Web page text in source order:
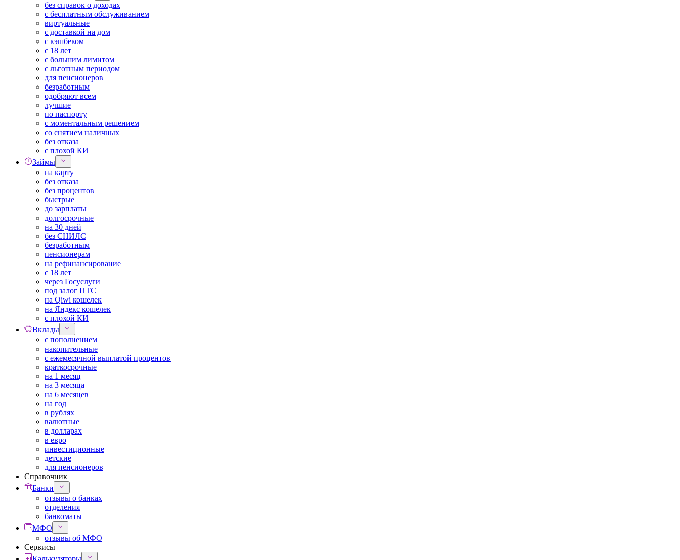
без справок о доходах
с бесплатным обслуживанием
виртуальные
с доставкой на дом
с кэшбеком
с 18 лет
с большим лимитом
с льготным периодом
для пенсионеров
безработным
одобряют всем
лучшие
по паспорту
с моментальным решением
со снятием наличных
без отказа
с плохой КИ
Займы
на карту
без отказа
без процентов
быстрые
до зарплаты
долгосрочные
на 30 дней
без СНИЛС
безработным
пенсионерам
на рефинансирование
с 18 лет
через Госуслуги
под залог ПТС
на Qiwi кошелек
на Яндекс кошелек
с плохой КИ
Вклады
с пополнением
накопительные
с ежемесячной выплатой процентов
краткосрочные
на 1 месяц
на 3 месяца
на 6 месяцев
на год
в рублях
валютные
в долларах
в евро
инвестиционные
детские
для пенсионеров
Справочник
Банки
отзывы о банках
отделения
банкоматы
МФО
отзывы об МФО
Сервисы